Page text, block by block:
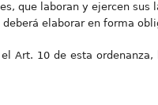
que laboran y ejercen
elaborar en forma
Art. 10 de esta